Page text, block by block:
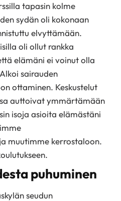
tapasin kolme
sydän oli kokonaan
elvyttämään.
oli ollut rankka
elämäni ei voinut olla
sairauden
ottaminen. Keskustelut
auttoivat ymmärtämään
isoja asioita elämästäni
muutimme kerrostaloon.
puhuminen
seudun